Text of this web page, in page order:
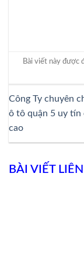
Bài viết này được
Công Ty chuyên
ô tô quận 5 uy tín
cao
BÀI VIẾT